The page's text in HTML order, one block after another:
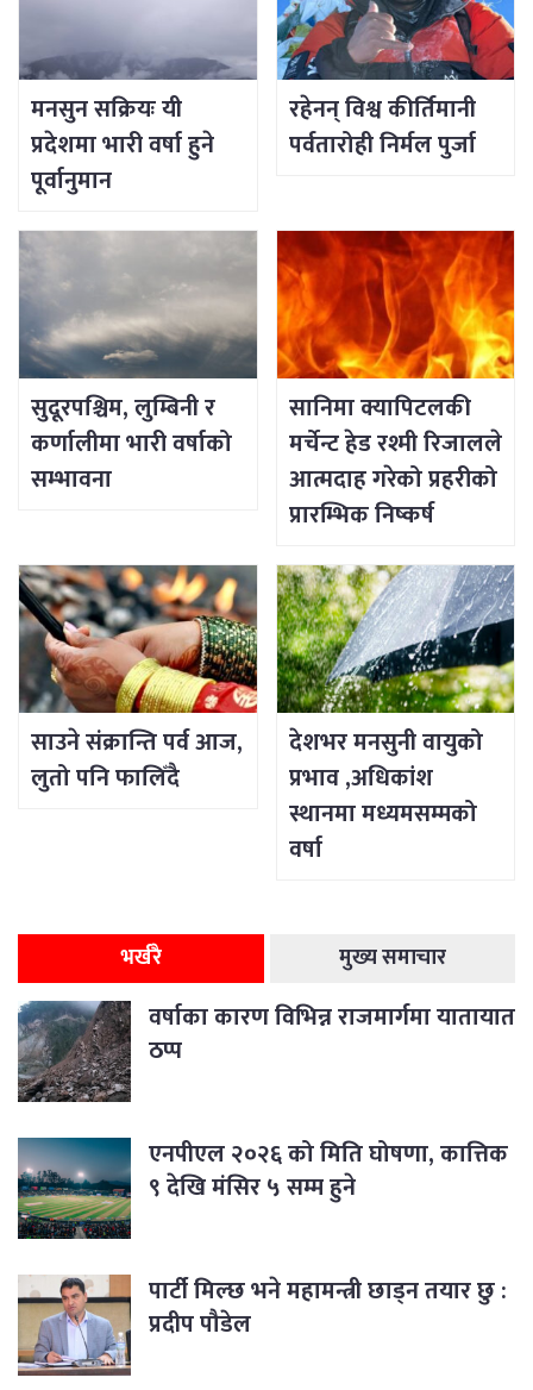
मनसुन सक्रियः यी
प्रदेशमा भारी वर्षा हुने
पूर्वानुमान
रहेनन् विश्व कीर्तिमानी
पर्वतारोही निर्मल पुर्जा
सुदूरपश्चिम, लुम्बिनी र
कर्णालीमा भारी वर्षाको
सम्भावना
सानिमा क्यापिटलकी
मर्चेन्ट हेड रश्मी रिजालले
आत्मदाह गरेको प्रहरीको
प्रारम्भिक निष्कर्ष
साउने संक्रान्ति पर्व आज,
लुतो पनि फालिँदै
देशभर मनसुनी वायुको
प्रभाव ,अधिकांश
स्थानमा मध्यमसम्मको
वर्षा
भर्खरै मुख्य समाचार
वर्षाका कारण विभिन्न राजमार्गमा यातायात
ठप्प
एनपीएल २०२६ को मिति घोषणा, कात्तिक
९ देखि मंसिर ५ सम्म हुने
पार्टी मिल्छ भने महामन्त्री छाड्न तयार छु :
प्रदीप पौडेल